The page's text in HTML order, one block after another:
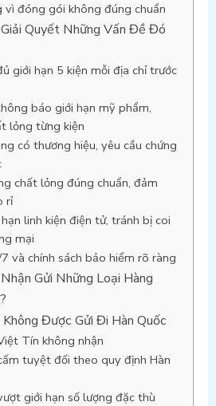
vì đóng gói không đúng chuẩn
Quyết Những Vấn Đề Đó
giới hạn 5 kiện mỗi địa chỉ trước
báo giới hạn mỹ phẩm,
lỏng từng kiện
có thương hiệu, yêu cầu chứng
chất lỏng đúng chuẩn, đảm
rỉ
linh kiện điện tử, tránh bị coi
mại
và chính sách bảo hiểm rõ ràng
Gửi Những Loại Hàng
Được Gửi Đi Hàn Quốc
Tín không nhận
tuyệt đối theo quy định Hàn
giới hạn số lượng đặc thù